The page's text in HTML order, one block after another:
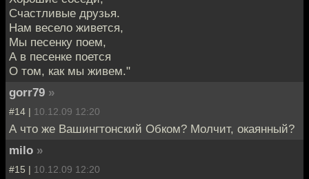
Счастливые друзья.
Нам весело живется,
Мы песенку поем,
А в песенке поется
О том, как мы живем."
gorr79 »
#14 | 10.12.09 12:20
А что же Вашингтонский Обком? Молчит, окаянный?
milo »
#15 | 10.12.09 12:20